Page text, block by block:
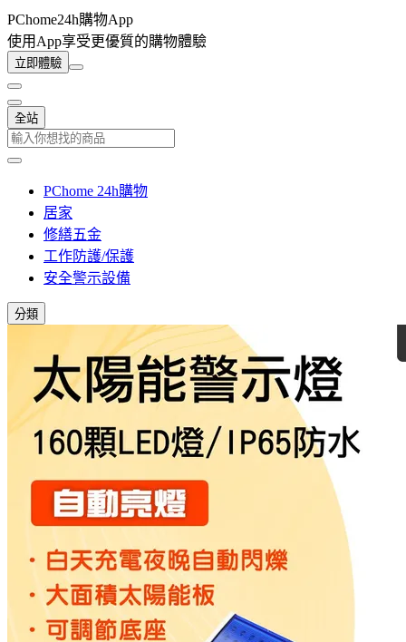
PChome24h購物App
使用App享受更優質的購物體驗
立即體驗
全站
PChome 24h購物
居家
修繕五金
工作防護/保護
安全警示設備
分類